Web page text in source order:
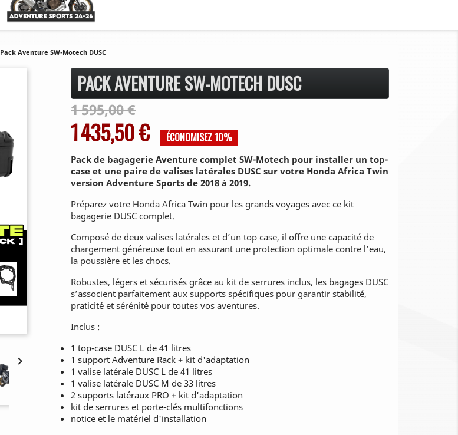
Pack Aventure SW-Motech DUSC

PACK AVENTURE SW-MOTECH DUSC
1 595,00 €
1 435,50 € ÉCONOMISEZ 10%
Pack de bagagerie Aventure complet SW-Motech pour installer un top-
case et une paire de valises latérales DUSC sur votre Honda Africa Twin
version Adventure Sports de 2018 à 2019.
Préparez votre Honda Africa Twin pour les grands voyages avec ce kit
bagagerie DUSC complet.
Composé de deux valises latérales et d’un top case, il offre une capacité de
chargement généreuse tout en assurant une protection optimale contre l’eau,
la poussière et les chocs.
Robustes, légers et sécurisés grâce au kit de serrures inclus, les bagages DUSC
s’associent parfaitement aux supports spécifiques pour garantir stabilité,
praticité et sérénité pour toutes vos aventures.
Inclus :
1 top-case DUSC L de 41 litres
1 support Adventure Rack + kit d'adaptation
1 valise latérale DUSC L de 41 litres
1 valise latérale DUSC M de 33 litres
2 supports latéraux PRO + kit d'adaptation
kit de serrures et porte-clés multifonctions
notice et le matériel d'installation